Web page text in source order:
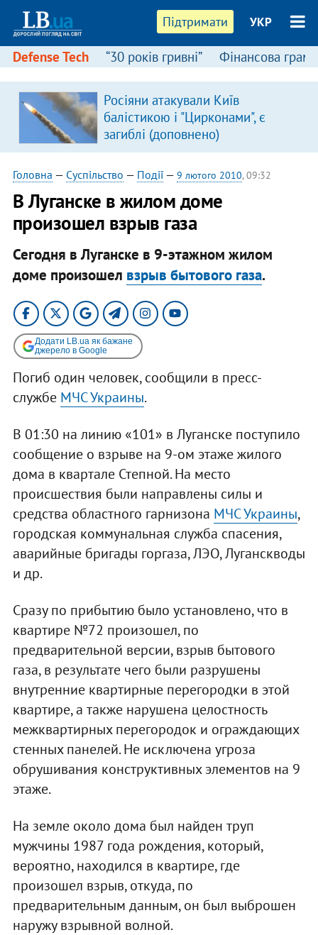
Підтримати УКР
Defense Tech “30 років гривні” Фінансова
Росіяни атакували Київ
балістикою і "Цирконами", є
загиблі (доповнено)
Головна — Суспільство — Події— 9 лютого 2010, 09:32
В Луганске в жилом доме
произошел взрыв газа
Сегодня в Луганске в 9-этажном жилом
доме произошел взрыв бытового газа.
Додати LB.ua як бажане
джерело в Google
Погиб один человек, сообщили в пресс-
службе МЧС Украины.
В 01:30 на линию «101» в Луганске поступило
сообщение о взрыве на 9-ом этаже жилого
дома в квартале Степной. На место
происшествия были направлены силы и
средства областного гарнизона МЧС Украины,
городская коммунальная служба спасения,
аварийные бригады горгаза, ЛЭО, Луганскводы
и др.
Сразу по прибытию было установлено, что в
квартире №72 произошел, по
предварительной версии, взрыв бытового
газа, в результате чего были разрушены
внутренние квартирные перегородки в этой
квартире, а также нарушена целостность
межквартирных перегородок и ограждающих
стенных панелей. Не исключена угроза
обрушивания конструктивных элементов на 9
этаже.
На земле около дома был найден труп
мужчины 1987 года рождения, который,
вероятно, находился в квартире, где
произошел взрыв, откуда, по
предварительным данным, он был выброшен
наружу взрывной волной.